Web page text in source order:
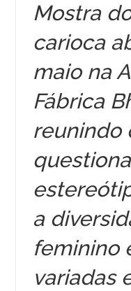
Mostra
carioca
maio na
Fábrica
reunindo
a
feminino
variadas